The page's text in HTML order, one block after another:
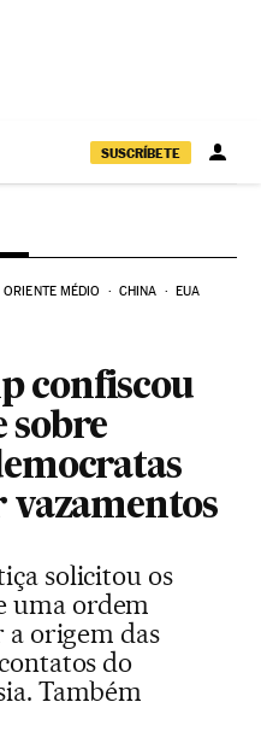
SUSCRÍBETE
ORIENTE MÉDIO CHINA EUA
confiscou
sobre
solicitou os
uma ordem
a origem das
do
Também